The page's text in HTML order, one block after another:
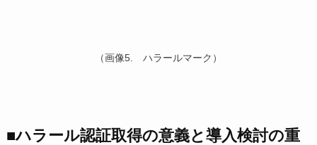
（画像5. ハラールマーク）
■ハラール認証取得の意義と導入検討の重